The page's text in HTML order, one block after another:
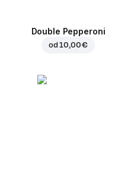
Double Pepperoni
od10,00 €